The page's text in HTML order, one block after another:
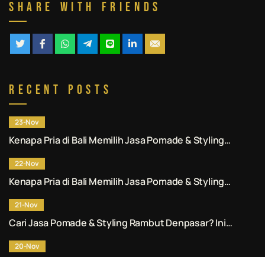
Share With Friends
Recent Posts
23-Nov
Kenapa Pria di Bali Memilih Jasa Pomade & Styling
22-Nov
Kenapa Pria di Bali Memilih Jasa Pomade & Styling
21-Nov
Cari Jasa Pomade & Styling Rambut Denpasar? Ini
20-Nov